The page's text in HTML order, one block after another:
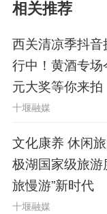
02
襄阳市
主线10-
进阶
相关推荐
西关清凉季抖
行中！黄酒专
元大奖等你来拍
十堰融媒
文化康养 休闲
极湖国家级旅游
旅慢游”新时代
十堰融媒